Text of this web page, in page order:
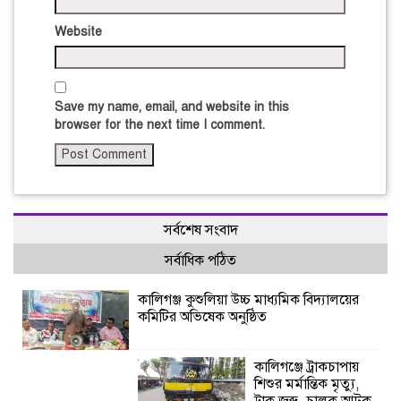
Website
Save my name, email, and website in this
browser for the next time I comment.
সর্বশেষ সংবাদ
সর্বাধিক পঠিত
কালিগঞ্জ কুশুলিয়া উচ্চ মাধ্যমিক বিদ্যালয়ের
কমিটির অভিষেক অনুষ্ঠিত
কালিগঞ্জে ট্রাকচাপায়
শিশুর মর্মান্তিক মৃত্যু,